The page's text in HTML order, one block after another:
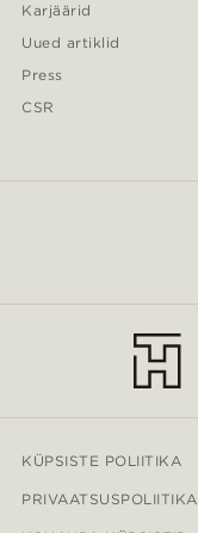
Karjäärid
Uued artiklid
Press
CSR
KÜPSISTE POLIITIKA
PRIVAATSUSPOLIITIKA